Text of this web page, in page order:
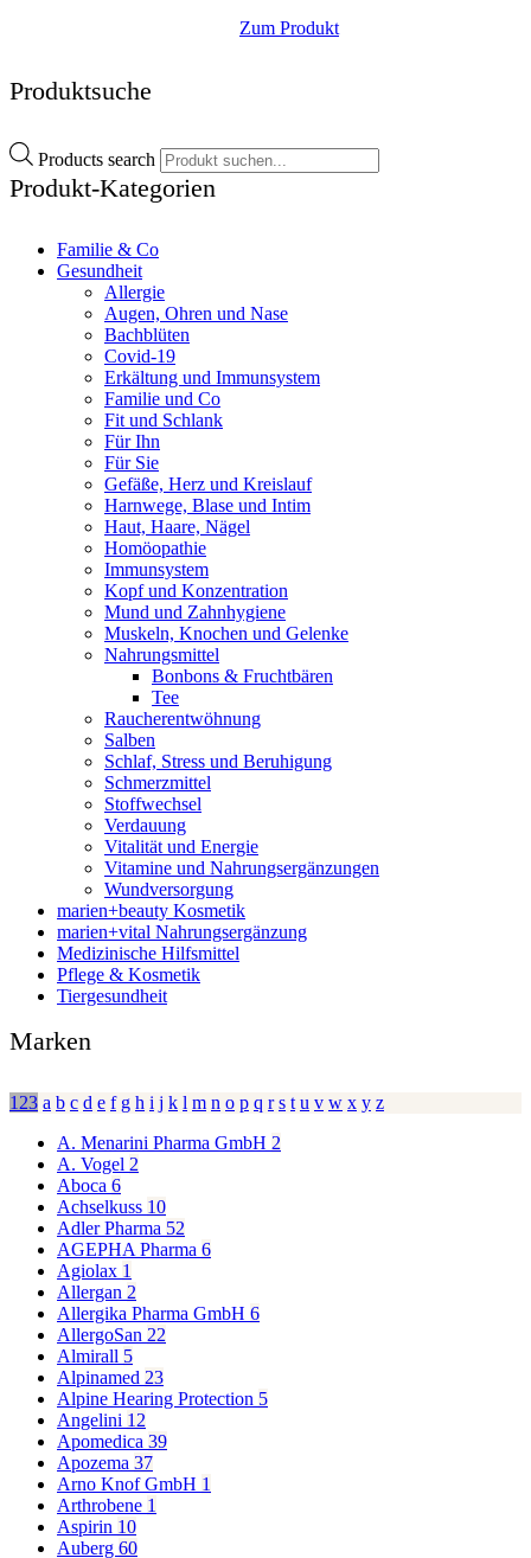
Zum Produkt
Produktsuche
Products search
Produkt-Kategorien
Familie & Co
Gesundheit
Allergie
Augen, Ohren und Nase
Bachblüten
Covid-19
Erkältung und Immunsystem
Familie und Co
Fit und Schlank
Für Ihn
Für Sie
Gefäße, Herz und Kreislauf
Harnwege, Blase und Intim
Haut, Haare, Nägel
Homöopathie
Immunsystem
Kopf und Konzentration
Mund und Zahnhygiene
Muskeln, Knochen und Gelenke
Nahrungsmittel
Bonbons & Fruchtbären
Tee
Raucherentwöhnung
Salben
Schlaf, Stress und Beruhigung
Schmerzmittel
Stoffwechsel
Verdauung
Vitalität und Energie
Vitamine und Nahrungsergänzungen
Wundversorgung
marien+beauty Kosmetik
marien+vital Nahrungsergänzung
Medizinische Hilfsmittel
Pflege & Kosmetik
Tiergesundheit
Marken
123 a b c d e f g h i j k l m n o p q r s t u v w x y z
A. Menarini Pharma GmbH 2
A. Vogel 2
Aboca 6
Achselkuss 10
Adler Pharma 52
AGEPHA Pharma 6
Agiolax 1
Allergan 2
Allergika Pharma GmbH 6
AllergoSan 22
Almirall 5
Alpinamed 23
Alpine Hearing Protection 5
Angelini 12
Apomedica 39
Apozema 37
Arno Knof GmbH 1
Arthrobene 1
Aspirin 10
Auberg 60